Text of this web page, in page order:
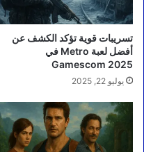
تسريبات قوية تؤكد الكشف عن
أفضل لعبة Metro في
Gamescom 2025
يوليو 22, 2025